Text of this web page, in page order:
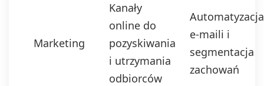
Marketing
Kanały
online do
pozyskiwania
i utrzymania
odbiorców
Automatyzacja
e‑maili i
segmentacja
zachowań